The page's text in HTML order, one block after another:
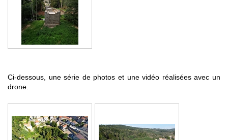
Ci-dessous, une série de photos et une vidéo réalisées avec un
drone.